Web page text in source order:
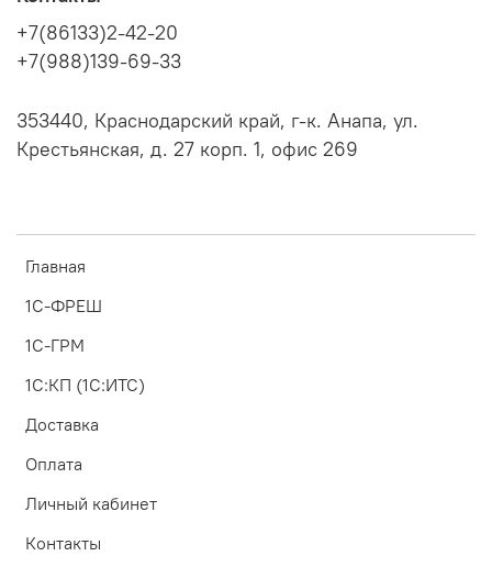
температура воздуха от -30 до +40 градусов.
В настоящее время актуальная версия фискальных
накопителей 1.2, поддерживающие ФФД 1.2
маркированного товара.
Главная
1С-ФРЕШ
1С-ГРМ
1С:КП (1С:ИТС)
Доставка
Оплата
Личный кабинет
Контакты
+7(86133)2-42-20
+7(988)139-69-33
353440, Краснодарский край, г-к. Анапа, ул.
Крестьянская, д. 27 корп. 1, офис 269